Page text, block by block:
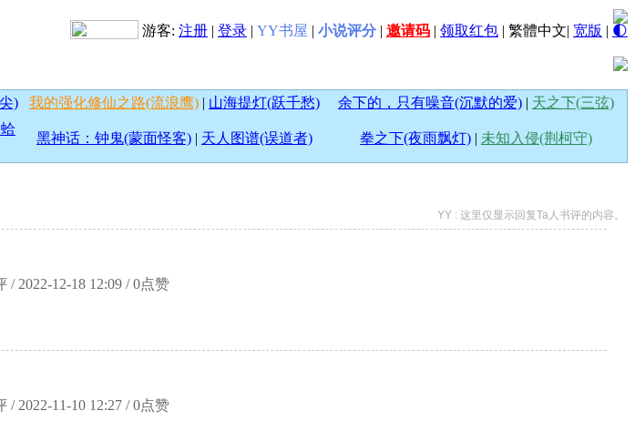
游客: 注册 | 登录 | YY书屋 | 小说评分 | 邀请码 | 领取红包 | 繁體中文| 宽版 | 🌓
) 我的强化修仙之路(流浪鹰) | 山海提灯(跃千愁) 余下的，只有噪音(沉默的爱) | 天之下(三弦)
黑神话：钟鬼(蒙面怪客) | 天人图谱(误道者) 拳之下(夜雨飘灯) | 未知入侵(荆柯守)
YY : 这里仅显示回复Ta人书评的内容。
/ 2022-12-18 12:09 / 0点赞
/ 2022-11-10 12:27 / 0点赞